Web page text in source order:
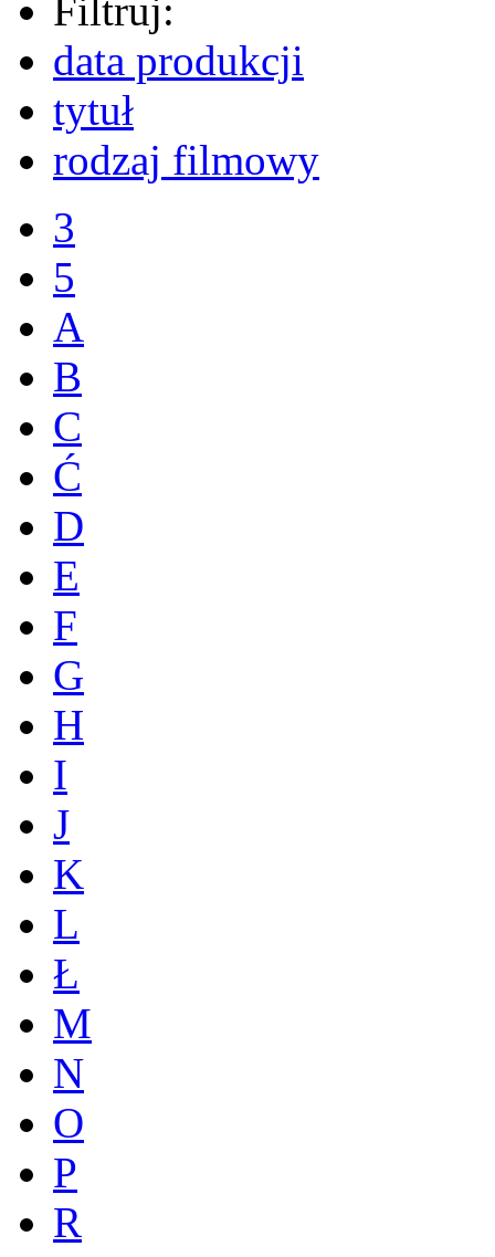
Filtruj:
data produkcji
tytuł
rodzaj filmowy
3
5
A
B
C
Ć
D
E
F
G
H
I
J
K
L
Ł
M
N
O
P
R